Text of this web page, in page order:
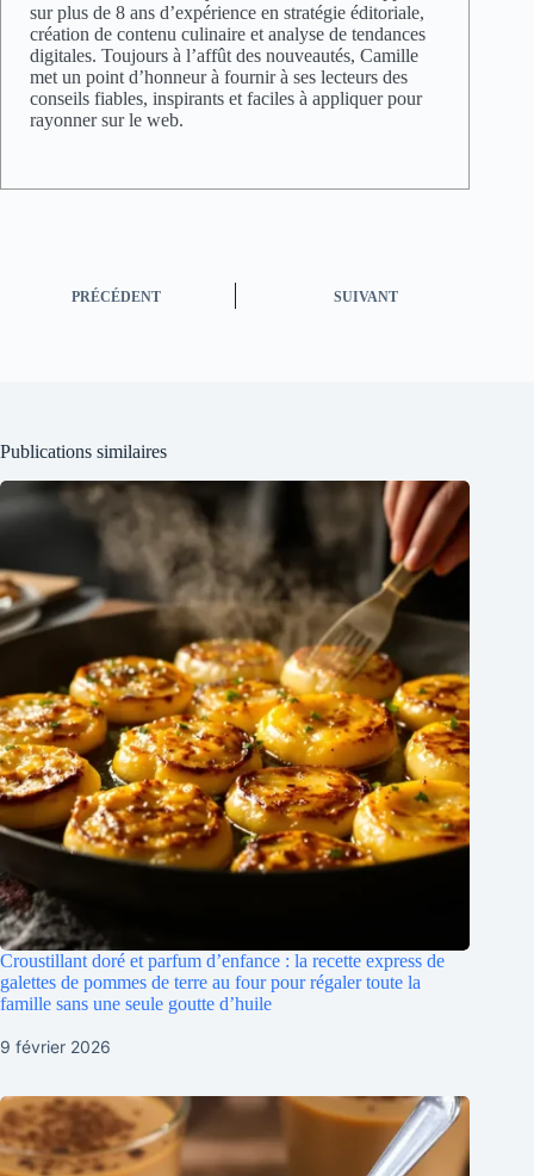
sur plus de 8 ans d’expérience en stratégie éditoriale,
création de contenu culinaire et analyse de tendances
digitales. Toujours à l’affût des nouveautés, Camille
met un point d’honneur à fournir à ses lecteurs des
conseils fiables, inspirants et faciles à appliquer pour
rayonner sur le web.
PRÉCÉDENT SUIVANT
Publications similaires
Croustillant doré et parfum d’enfance : la recette express de
galettes de pommes de terre au four pour régaler toute la
famille sans une seule goutte d’huile
9 février 2026